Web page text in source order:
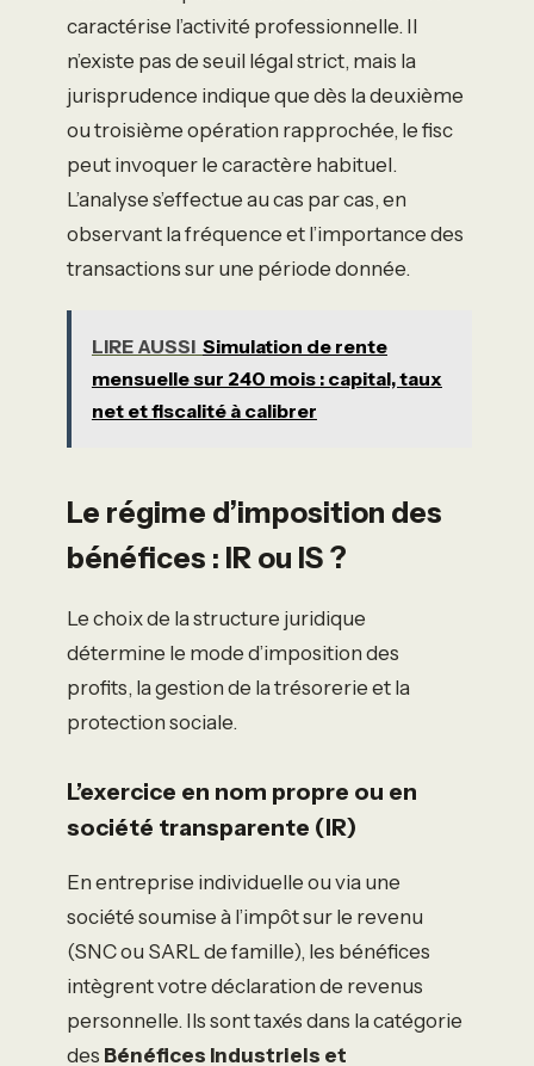
caractérise l’activité professionnelle. Il
n’existe pas de seuil légal strict, mais la
jurisprudence indique que dès la deuxième
ou troisième opération rapprochée, le fisc
peut invoquer le caractère habituel.
L’analyse s’effectue au cas par cas, en
observant la fréquence et l’importance des
transactions sur une période donnée.
LIRE AUSSI Simulation de rente
mensuelle sur 240 mois : capital, taux
net et fiscalité à calibrer
Le régime d’imposition des
bénéfices : IR ou IS ?
Le choix de la structure juridique
détermine le mode d’imposition des
profits, la gestion de la trésorerie et la
protection sociale.
L’exercice en nom propre ou en
société transparente (IR)
En entreprise individuelle ou via une
société soumise à l’impôt sur le revenu
(SNC ou SARL de famille), les bénéfices
intègrent votre déclaration de revenus
personnelle. Ils sont taxés dans la catégorie
des Bénéfices Industriels et